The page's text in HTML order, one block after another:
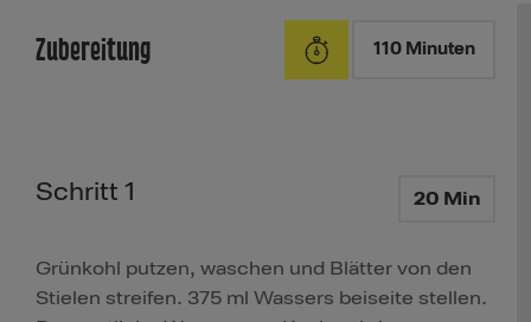
Zubereitung 110 Minuten
Schritt 1 20 Min
Grünkohl putzen, waschen und Blätter von den
Stielen streifen. 375 ml Wassers beiseite stellen.